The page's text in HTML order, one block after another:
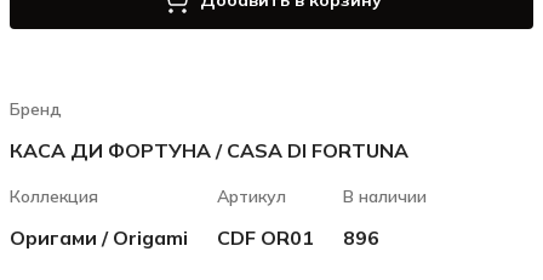
Бренд
КАСА ДИ ФОРТУНА / CASA DI FORTUNA
Коллекция
Оригами / Origami
Артикул
CDF OR01
В наличии
896